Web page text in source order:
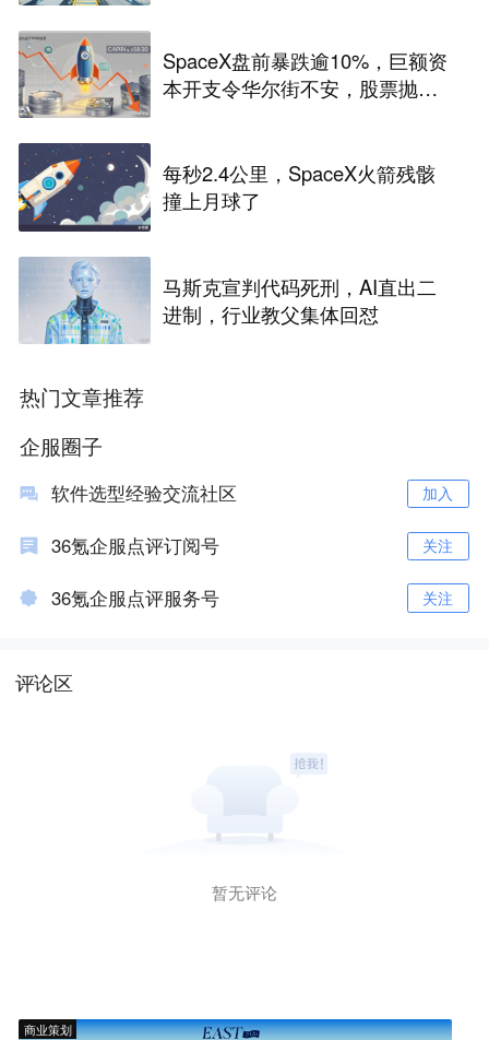
SpaceX盘前暴跌逾10%，巨额资
本开支令华尔街不安，股票抛
每秒2.4公里，SpaceX火箭残骸
撞上月球了
马斯克宣判代码死刑，AI直出二
进制，行业教父集体回怼
热门文章推荐
企服圈子
软件选型经验交流社区 加入
36氪企服点评订阅号 关注
36氪企服点评服务号 关注
评论区
暂无评论
商业策划